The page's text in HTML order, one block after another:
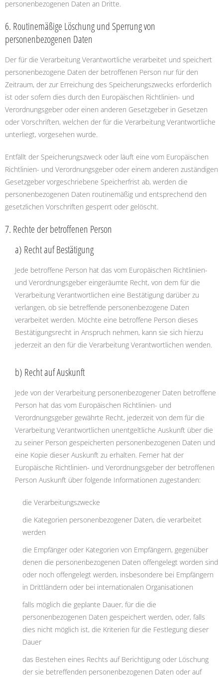
personenbezogenen Daten an Dritte.
6. Routinemäßige Löschung und Sperrung von
personenbezogenen Daten
Der für die Verarbeitung Verantwortliche verarbeitet und speichert
personenbezogene Daten der betroffenen Person nur für den
Zeitraum, der zur Erreichung des Speicherungszwecks erforderlich
ist oder sofern dies durch den Europäischen Richtlinien- und
Verordnungsgeber oder einen anderen Gesetzgeber in Gesetzen
oder Vorschriften, welchen der für die Verarbeitung Verantwortliche
unterliegt, vorgesehen wurde.
Entfällt der Speicherungszweck oder läuft eine vom Europäischen
Richtlinien- und Verordnungsgeber oder einem anderen zuständigen
Gesetzgeber vorgeschriebene Speicherfrist ab, werden die
personenbezogenen Daten routinemäßig und entsprechend den
gesetzlichen Vorschriften gesperrt oder gelöscht.
7. Rechte der betroffenen Person
a) Recht auf Bestätigung
Jede betroffene Person hat das vom Europäischen Richtlinien-
und Verordnungsgeber eingeräumte Recht, von dem für die
Verarbeitung Verantwortlichen eine Bestätigung darüber zu
verlangen, ob sie betreffende personenbezogene Daten
verarbeitet werden. Möchte eine betroffene Person dieses
Bestätigungsrecht in Anspruch nehmen, kann sie sich hierzu
jederzeit an den für die Verarbeitung Verantwortlichen wenden.
b) Recht auf Auskunft
Jede von der Verarbeitung personenbezogener Daten betroffene
Person hat das vom Europäischen Richtlinien- und
Verordnungsgeber gewährte Recht, jederzeit von dem für die
Verarbeitung Verantwortlichen unentgeltliche Auskunft über die
zu seiner Person gespeicherten personenbezogenen Daten und
eine Kopie dieser Auskunft zu erhalten. Ferner hat der
Europäische Richtlinien- und Verordnungsgeber der betroffenen
Person Auskunft über folgende Informationen zugestanden:
die Verarbeitungszwecke
die Kategorien personenbezogener Daten, die verarbeitet
werden
die Empfänger oder Kategorien von Empfängern, gegenüber
denen die personenbezogenen Daten offengelegt worden sind
oder noch offengelegt werden, insbesondere bei Empfängern
in Drittländern oder bei internationalen Organisationen
falls möglich die geplante Dauer, für die die
personenbezogenen Daten gespeichert werden, oder, falls
dies nicht möglich ist, die Kriterien für die Festlegung dieser
Dauer
das Bestehen eines Rechts auf Berichtigung oder Löschung
der sie betreffenden personenbezogenen Daten oder auf